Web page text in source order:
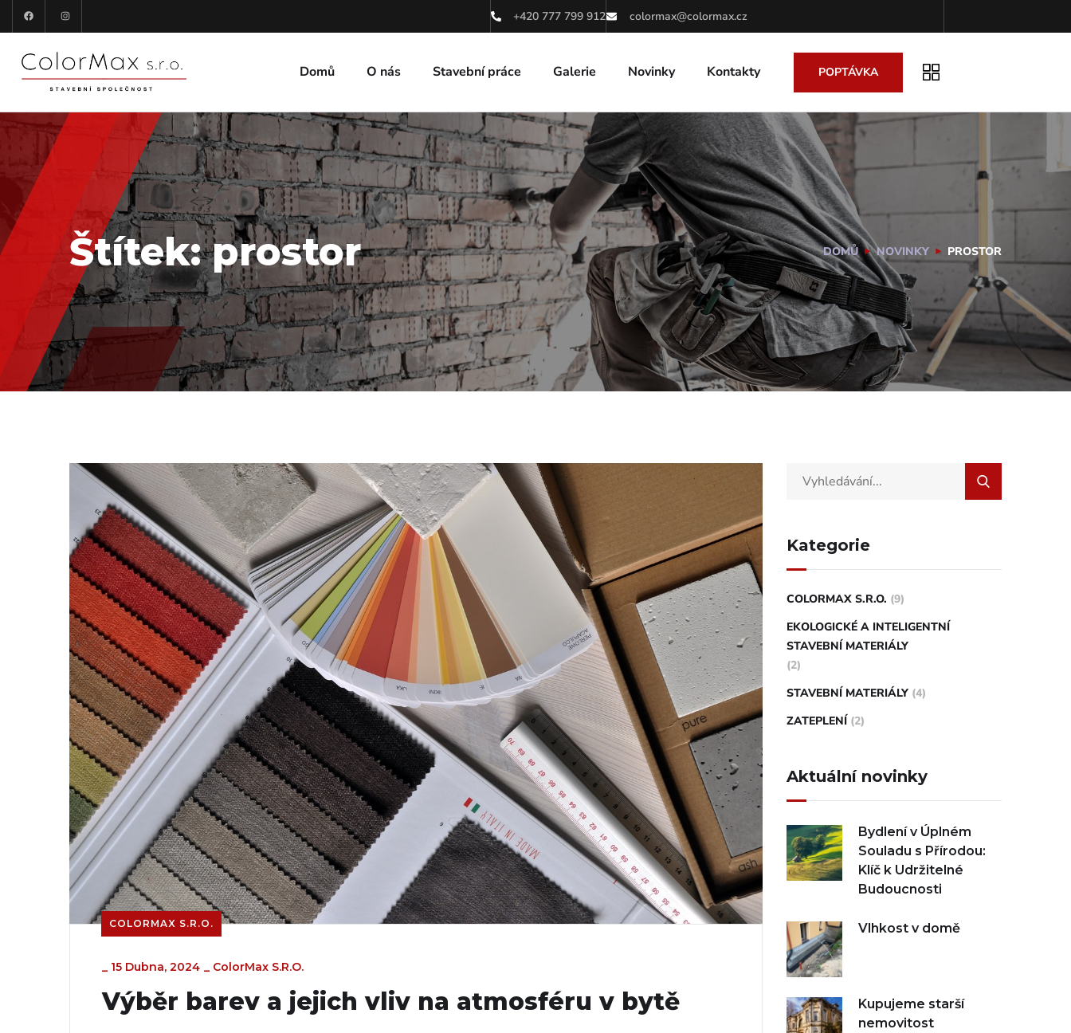
+420 777 799 912 colormax@colormax.cz
Domů O nás Stavební práce Galerie Novinky Kontakty POPTÁVKA
Štítek:prostor DOMŮ NOVINKY PROSTOR
COLORMAX S.R.O.
_ 15 Dubna, 2024 _ ColorMax S.r.o.
Výběr barev a jejich vliv na atmosféru v bytě
Kategorie
COLORMAX S.R.O. (9)
EKOLOGICKÉ A INTELIGENTNÍ
STAVEBNÍ MATERIÁLY
(2)
STAVEBNÍ MATERIÁLY (4)
ZATEPLENÍ (2)
Aktuální novinky
Bydlení v Úplném
Souladu s Přírodou:
Klíč k Udržitelné
Budoucnosti
Vlhkost v domě
Kupujeme starší
nemovitost